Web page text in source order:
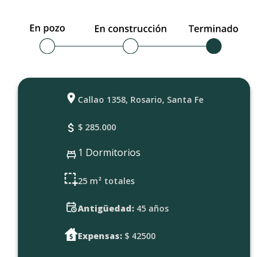
Callao 1358, Rosario, Santa Fe
$ 285.000
1 Dormitorios
25 m² totales
Antigüedad: 45 años
Expensas: $ 42500